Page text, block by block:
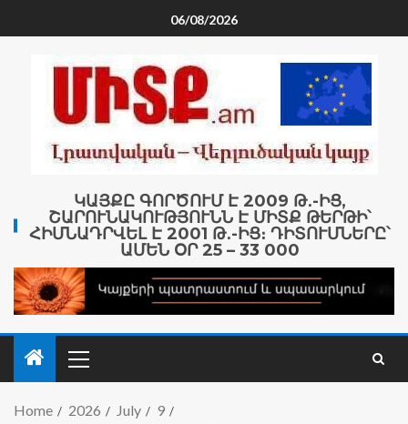
06/08/2026
ԿԱՅՔԸ ԳՈՐԾՈՒՄ Է 2009 Թ․-ԻՑ,
ՇԱՐՈՒՆԱԿՈՒԹՅՈՒՆՆ Է ՄԻՏՔ ԹԵՐԹԻ՝
ՀԻՄՆԱԴՐՎԵԼ Է 2001 Թ․-ԻՑ։ ԴԻՏՈՒՄՆԵՐԸ՝
ԱՄԵՆ ՕՐ 25 – 33 000
Home 2026 July
9